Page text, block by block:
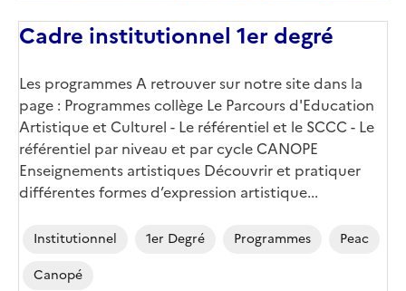
Cadre institutionnel 1er degré
Les programmes A retrouver sur notre site dans la
page : Programmes collège Le Parcours d'Education
Artistique et Culturel - Le référentiel​ et le SCCC - Le
référentiel par niveau et par cycle CANOPE
Enseignements artistiques Découvrir et pratiquer
différentes formes d’expression artistique...
Institutionnel 1er Degré Programmes
Peac
Canopé